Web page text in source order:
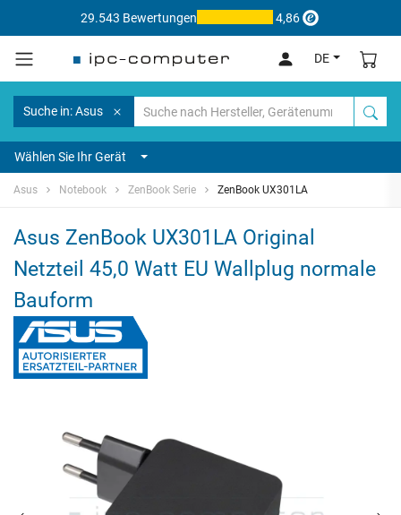
29.543 Bewertungen 4,86
DE
Suche in: Asus
Wählen Sie Ihr Gerät
Asus Notebook ZenBook Serie ZenBook UX301LA
Asus ZenBook UX301LA Original
Netzteil 45,0 Watt EU Wallplug normale
Bauform